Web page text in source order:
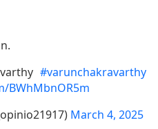
#varunchakravarthy
BWhMbnOR5m
March 4, 2025